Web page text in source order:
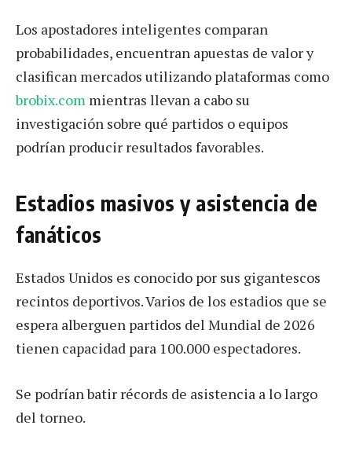
Los apostadores inteligentes comparan
probabilidades, encuentran apuestas de valor y
clasifican mercados utilizando plataformas como
brobix.com mientras llevan a cabo su
investigación sobre qué partidos o equipos
podrían producir resultados favorables.
Estadios masivos y asistencia de
fanáticos
Estados Unidos es conocido por sus gigantescos
recintos deportivos. Varios de los estadios que se
espera alberguen partidos del Mundial de 2026
tienen capacidad para 100.000 espectadores.
Se podrían batir récords de asistencia a lo largo
del torneo.